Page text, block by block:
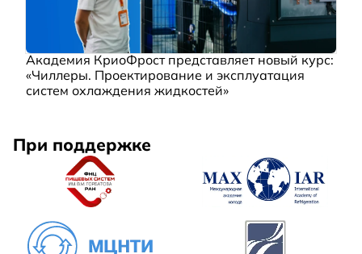
Академия КриоФрост представляет новый курс:
«Чиллеры. Проектирование и эксплуатация
систем охлаждения жидкостей»
При поддержке